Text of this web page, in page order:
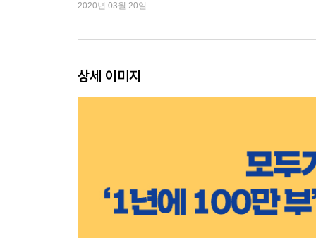
교조가 되어라
양 양 양!
열광을 만나고 싶다면 포기하기를 두려워하지 마라
2020년 03월 20일
상세 이미지